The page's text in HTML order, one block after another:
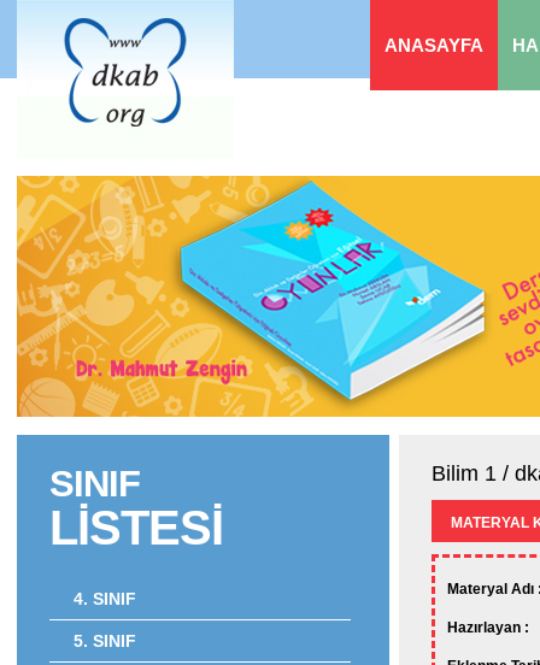
ANASAYFA
SINIF
LİSTESİ
4. SINIF
5. SINIF
Bilim 1 /
MATERYAL
Materyal Adı
Hazırlayan :